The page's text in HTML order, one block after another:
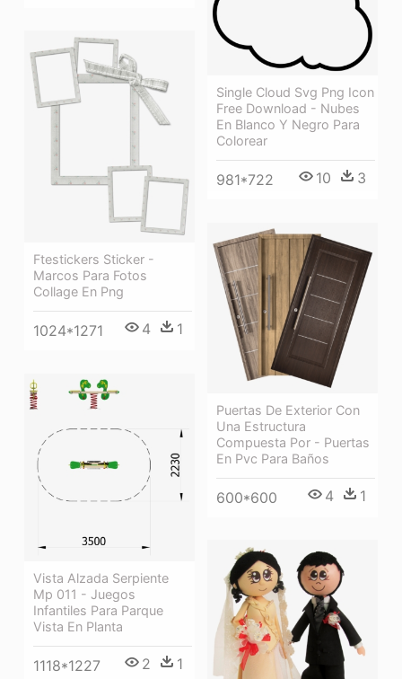
Single Cloud Svg Png Icon
Free Download - Nubes
En Blanco Y Negro Para
Colorear
981*722 10 3
Ftestickers Sticker -
Marcos Para Fotos
Collage En Png
1024*1271 4 1
Puertas De Exterior Con
Una Estructura
Compuesta Por - Puertas
En Pvc Para Baños
600*600 4 1
Vista Alzada Serpiente
Mp 011 - Juegos
Infantiles Para Parque
Vista En Planta
1118*1227 2 1